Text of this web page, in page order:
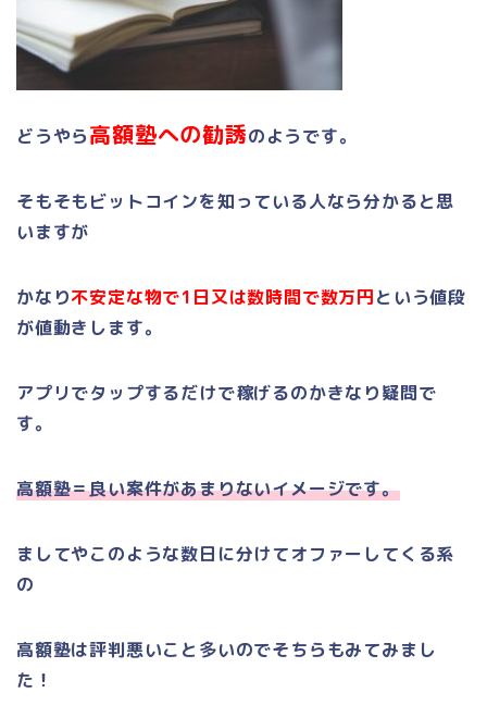
どうやら高額塾への勧誘のようです。
そもそもビットコインを知っている人なら分かると思
いますが
かなり不安定な物で1 日又は数時間で数万円という値段
が値動きします。
アプリでタップするだけで稼げるのかきなり疑問で
す。
高額塾＝良い案件があまりないイメージです。
ましてやこのような数日に分けてオファーしてくる系
の
高額塾は評判悪いこと多いのでそちらもみてみまし
た！